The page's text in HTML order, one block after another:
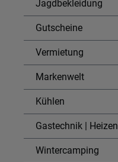
Jagdbekleidung
Gutscheine
Vermietung
Markenwelt
Kühlen
Gastechnik | Heizen
Wintercamping